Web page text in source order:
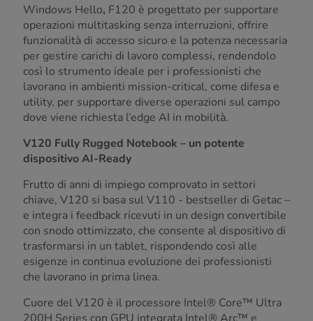
Windows Hello, F120 è progettato per supportare
operazioni multitasking senza interruzioni, offrire
funzionalità di accesso sicuro e la potenza necessaria
per gestire carichi di lavoro complessi, rendendolo
così lo strumento ideale per i professionisti che
lavorano in ambienti mission-critical, come difesa e
utility, per supportare diverse operazioni sul campo
dove viene richiesta l’edge AI in mobilità.
V120 Fully Rugged Notebook – un potente
dispositivo AI-Ready
Frutto di anni di impiego comprovato in settori
chiave, V120 si basa sul V110 - bestseller di Getac –
e integra i feedback ricevuti in un design convertibile
con snodo ottimizzato, che consente al dispositivo di
trasformarsi in un tablet, rispondendo così alle
esigenze in continua evoluzione dei professionisti
che lavorano in prima linea.
Cuore del V120 è il processore Intel® Core™ Ultra